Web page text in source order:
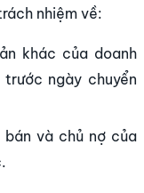
nhiệm về:
khác của doanh
ngày chuyển
bán và chủ nợ của